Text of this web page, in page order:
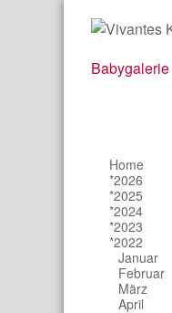
Babygalerie
Home
*2026
*2025
*2024
*2023
*2022
Januar
Februar
März
April